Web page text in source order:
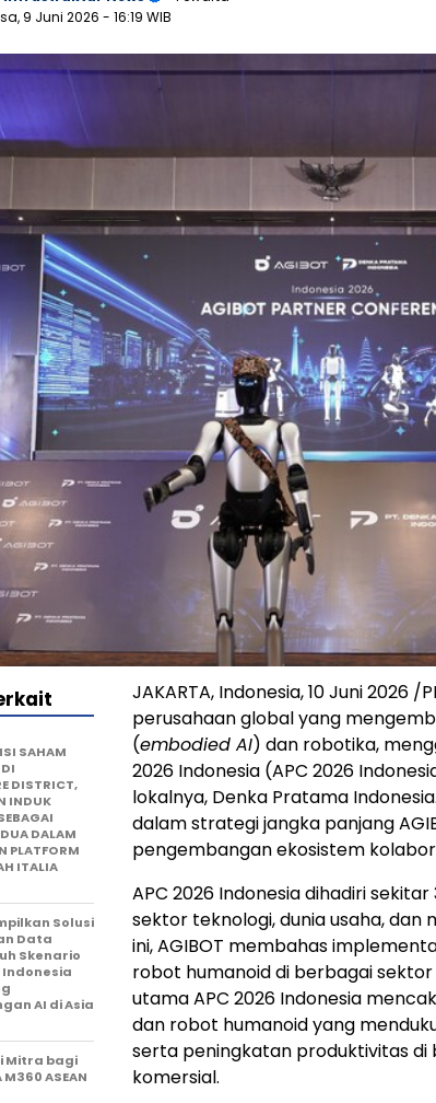
9 Juni 2026 - 16:19 WIB
JAKARTA, Indonesia, 10 Juni 2026 /
perusahaan global yang
(embodied AI) dan robotika,
2026 Indonesia (APC 2026
lokalnya, Denka Pratama
dalam strategi jangka panjang
pengembangan ekosistem
APC 2026 Indonesia dihadiri
sektor teknologi, dunia usaha, dan
ini, AGIBOT membahas
robot humanoid di berbagai sektor
utama APC 2026 Indonesia
dan robot humanoid yang
serta peningkatan produktivitas di
komersial.
SAHAM
DISTRICT,
INDUK
DALAM
PLATFORM
ITALIA
Solusi
Data
Skenario
Indonesia
AI di Asia
Mitra bagi
ASEAN